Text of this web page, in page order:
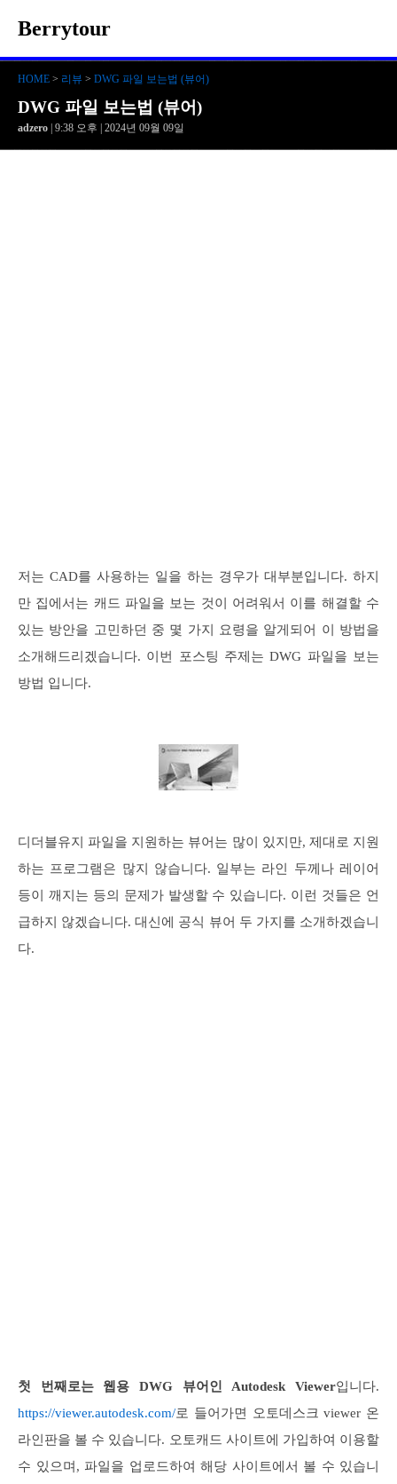
Berrytour
HOME > 리뷰 > DWG 파일 보는법 (뷰어)
DWG 파일 보는법 (뷰어)
adzero | 9:38 오후 | 2024년 09월 09일
저는 CAD를 사용하는 일을 하는 경우가 대부분입니다. 하지
만 집에서는 캐드 파일을 보는 것이 어려워서 이를 해결할 수
있는 방안을 고민하던 중 몇 가지 요령을 알게되어 이 방법을
소개해드리겠습니다. 이번 포스팅 주제는 DWG 파일을 보는
방법 입니다.
디더블유지 파일을 지원하는 뷰어는 많이 있지만, 제대로 지원
하는 프로그램은 많지 않습니다. 일부는 라인 두께나 레이어
등이 깨지는 등의 문제가 발생할 수 있습니다. 이런 것들은 언
급하지 않겠습니다. 대신에 공식 뷰어 두 가지를 소개하겠습니
다.
첫 번째로는 웹용 DWG 뷰어인 Autodesk Viewer입니다.
https://viewer.autodesk.com/로 들어가면 오토데스크 viewer 온
라인판을 볼 수 있습니다. 오토캐드 사이트에 가입하여 이용할
수 있으며, 파일을 업로드하여 해당 사이트에서 볼 수 있습니